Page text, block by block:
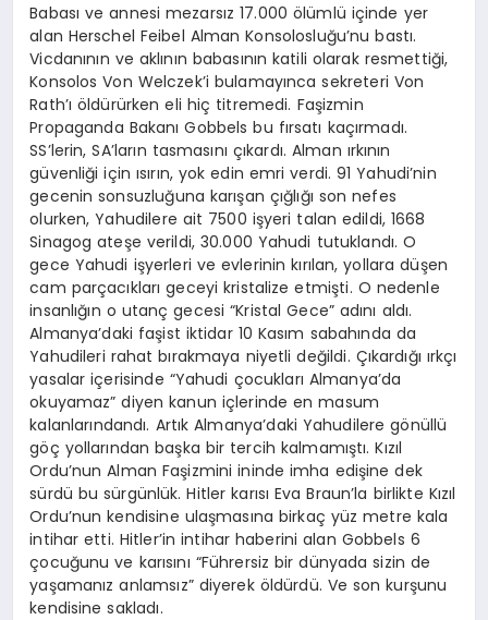
Babası ve annesi mezarsız 17.000 ölümlü içinde yer
alan Herschel Feibel Alman Konsolosluğu’nu bastı.
Vicdanının ve aklının babasının katili olarak resmettiği,
Konsolos Von Welczek’i bulamayınca sekreteri Von
Rath’ı öldürürken eli hiç titremedi. Faşizmin
Propaganda Bakanı Gobbels bu fırsatı kaçırmadı.
SS’lerin, SA’ların tasmasını çıkardı. Alman ırkının
güvenliği için ısırın, yok edin emri verdi. 91 Yahudi’nin
gecenin sonsuzluğuna karışan çığlığı son nefes
olurken, Yahudilere ait 7500 işyeri talan edildi, 1668
Sinagog ateşe verildi, 30.000 Yahudi tutuklandı. O
gece Yahudi işyerleri ve evlerinin kırılan, yollara düşen
cam parçacıkları geceyi kristalize etmişti. O nedenle
insanlığın o utanç gecesi “Kristal Gece” adını aldı.
Almanya’daki faşist iktidar 10 Kasım sabahında da
Yahudileri rahat bırakmaya niyetli değildi. Çıkardığı ırkçı
yasalar içerisinde “Yahudi çocukları Almanya’da
okuyamaz” diyen kanun içlerinde en masum
kalanlarındandı. Artık Almanya’daki Yahudilere gönüllü
göç yollarından başka bir tercih kalmamıştı. Kızıl
Ordu’nun Alman Faşizmini ininde imha edişine dek
sürdü bu sürgünlük. Hitler karısı Eva Braun’la birlikte Kızıl
Ordu’nun kendisine ulaşmasına birkaç yüz metre kala
intihar etti. Hitler’in intihar haberini alan Gobbels 6
çocuğunu ve karısını “Führersiz bir dünyada sizin de
yaşamanız anlamsız” diyerek öldürdü. Ve son kurşunu
kendisine sakladı.